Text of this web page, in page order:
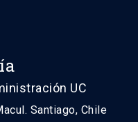
UC
Santiago, Chile